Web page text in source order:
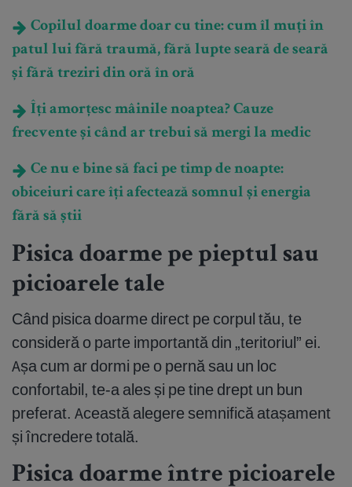
Copilul doarme doar cu tine: cum îl muți în
patul lui fără traumă, fără lupte seară de seară
și fără treziri din oră în oră
Îți amorțesc mâinile noaptea? Cauze
frecvente și când ar trebui să mergi la medic
Ce nu e bine să faci pe timp de noapte:
obiceiuri care îți afectează somnul și energia
fără să știi
Pisica doarme pe pieptul sau
picioarele tale
Când pisica doarme direct pe corpul tău, te
consideră o parte importantă din „teritoriul” ei.
Așa cum ar dormi pe o pernă sau un loc
confortabil, te-a ales și pe tine drept un bun
preferat. Această alegere semnifică atașament
și încredere totală.
Pisica doarme între picioarele